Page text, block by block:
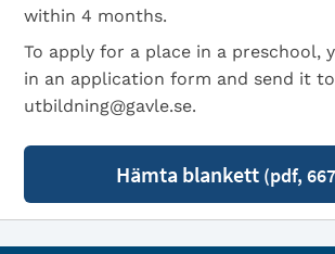
within 4 months.
To apply for a place in a preschool,
in an application form and send it to
utbildning@gavle.se.
Hämta blankett(pdf,